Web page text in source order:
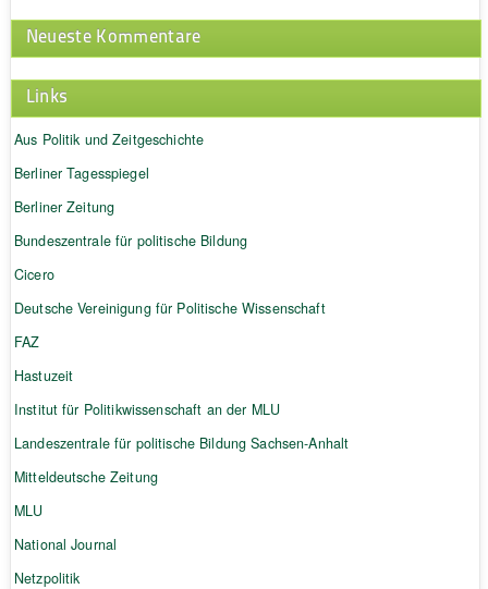
Neueste Kommentare
Links
Aus Politik und Zeitgeschichte
Berliner Tagesspiegel
Berliner Zeitung
Bundeszentrale für politische Bildung
Cicero
Deutsche Vereinigung für Politische Wissenschaft
FAZ
Hastuzeit
Institut für Politikwissenschaft an der MLU
Landeszentrale für politische Bildung Sachsen-Anhalt
Mitteldeutsche Zeitung
MLU
National Journal
Netzpolitik